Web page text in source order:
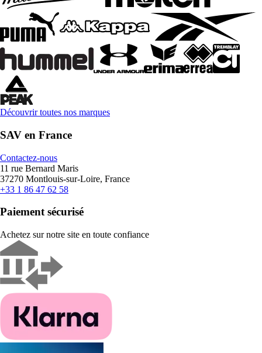
Découvrir toutes nos marques
SAV en France
Contactez-nous
11 rue Bernard Maris
37270 Montlouis-sur-Loire, France
+33 1 86 47 62 58
Paiement sécurisé
Achetez sur notre site en toute confiance